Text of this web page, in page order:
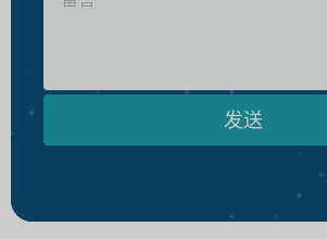
发送